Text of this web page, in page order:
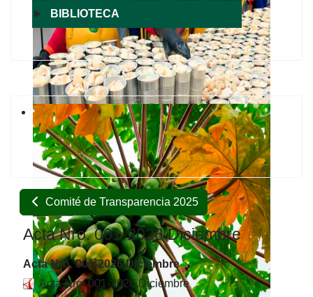
► BIBLIOTECA
Comité de Transparencia 2025
Acta Nro. 001-2026 Diciembre
Acta Nro. 001-2026 Diciembre
Acta Nro. 001-2026 Diciembre